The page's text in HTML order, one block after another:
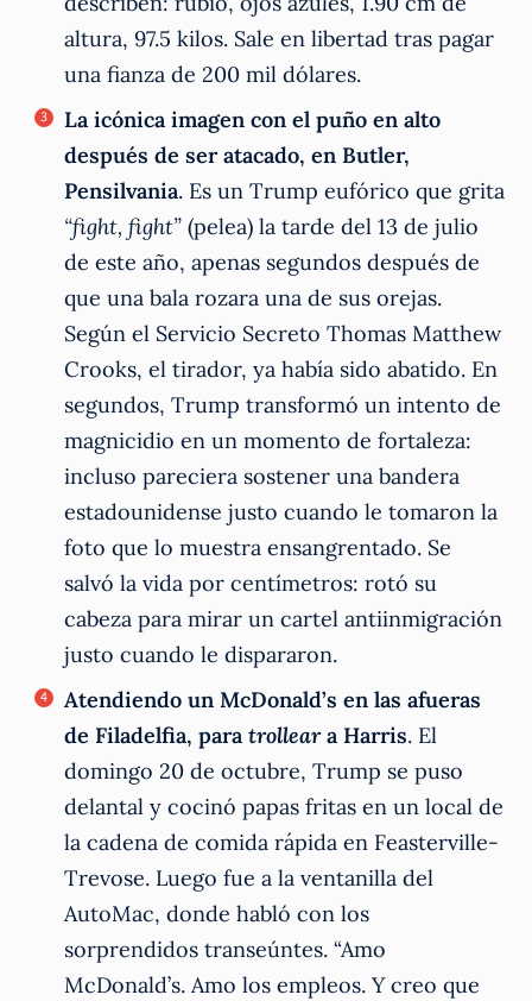
altura, 97.5 kilos. Sale en libertad tras pagar
una fianza de 200 mil dólares.
La icónica imagen con el puño en alto
después de ser atacado, en Butler,
Pensilvania. Es un Trump eufórico que grita
“fight, fight” (pelea) la tarde del 13 de julio
de este año, apenas segundos después de
que una bala rozara una de sus orejas.
Según el Servicio Secreto Thomas Matthew
Crooks, el tirador, ya había sido abatido. En
segundos, Trump transformó un intento de
magnicidio en un momento de fortaleza:
incluso pareciera sostener una bandera
estadounidense justo cuando le tomaron la
foto que lo muestra ensangrentado. Se
salvó la vida por centímetros: rotó su
cabeza para mirar un cartel antiinmigración
justo cuando le dispararon.
Atendiendo un McDonald’s en las afueras
de Filadelfia, paratrolleara Harris. El
domingo 20 de octubre, Trump se puso
delantal y cocinó papas fritas en un local de
la cadena de comida rápida en Feasterville-
Trevose. Luego fue a la ventanilla del
AutoMac, donde habló con los
sorprendidos transeúntes. “Amo
McDonald’s. Amo los empleos. Y creo que